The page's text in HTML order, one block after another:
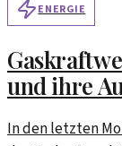
ENERGIE
und ihre
In den letzten